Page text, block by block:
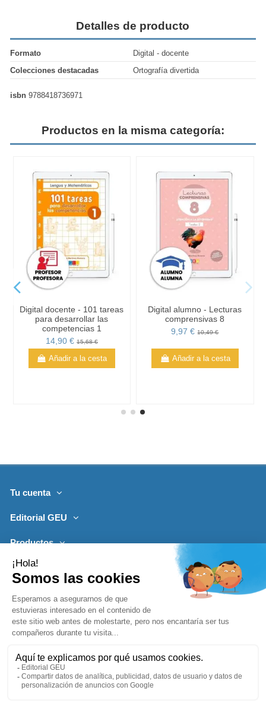
Añadir a la cesta
Detalles de producto
Formato
Digital - docente
Colecciones destacadas
Ortografía divertida
isbn 9788418736971
Productos en la misma categoría:
Digital docente - 101 tareas
para desarrollar las
competencias 1
14,90 € 15,68 €
Añadir a la cesta
Digital alumno - Lecturas
comprensivas 8
9,97 €10,49 €
Añadir a la cesta
Tu cuenta
Editorial GEU
Productos
Lo más leído
Síguenos